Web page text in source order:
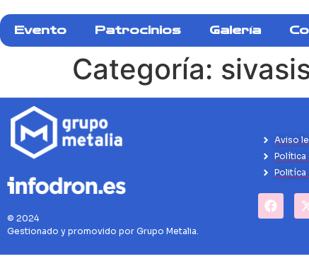
Evento Patrocinios Galería
Categoría:
© 2024
Gestionado y promovido por Grupo Metalia.
Aviso
Política
Politíca